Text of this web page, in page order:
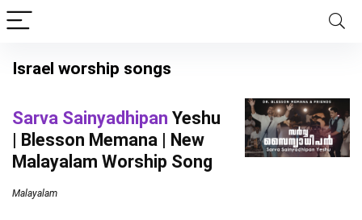
Israel worship songs
Sarva Sainyadhipan Yeshu
| Blesson Memana | New
Malayalam Worship Song
Malayalam